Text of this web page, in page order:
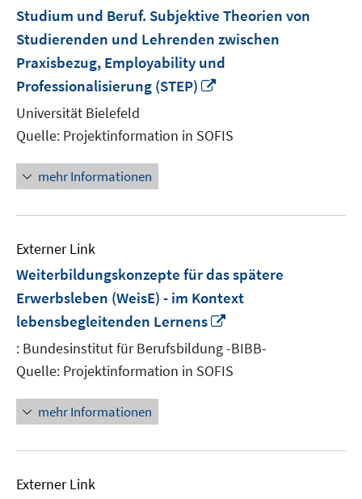
Studium und Beruf. Subjektive Theorien von
Studierenden und Lehrenden zwischen
Praxisbezug, Employability und
Professionalisierung (STEP)
öffnen
Universität Bielefeld
Quelle: Projektinformation in SOFIS
mehr Informationen
Externer Link
Weiterbildungskonzepte für das spätere
Erwerbsleben (WeisE) - im Kontext
lebensbegleitenden Lernens
Fenster
öffnen
: Bundesinstitut für Berufsbildung -BIBB-
Quelle: Projektinformation in SOFIS
mehr Informationen
Externer Link